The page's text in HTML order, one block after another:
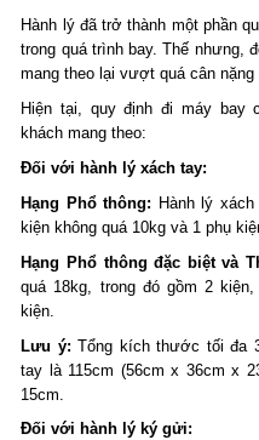
Hành lý đã trở thành một phần
trong quá trình bay. Thế nhưng,
mang theo lại vượt quá cân nặng
Hiện tại, quy định đi máy bay
khách mang theo:
Đối với hành lý xách tay:
Hạng Phổ thông: Hành lý
kiện không quá 10kg và 1 phụ
Hạng Phổ thông đặc biệt và
quá 18kg, trong đó gồm 2
kiện.
Lưu ý: Tổng kích thước tối đa
tay là 115cm (56cm x 36cm x
15cm.
Đối với hành lý ký gửi: